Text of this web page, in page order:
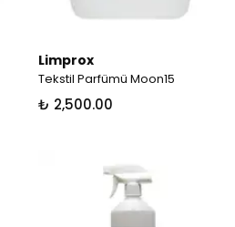
Limprox
Tekstil Parfümü Moon15
₺ 2,500.00